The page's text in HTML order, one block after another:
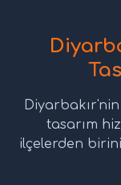
tasarım
ilçelerden